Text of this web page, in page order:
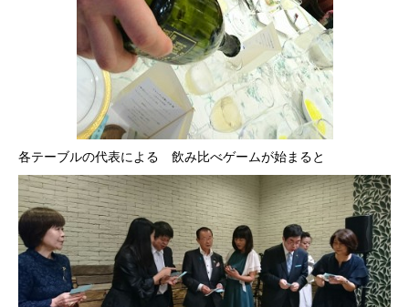
各テーブルの代表による 飲み比べゲームが始まると